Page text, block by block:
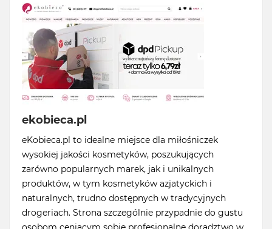
ekobieca.pl
eKobieca.pl to idealne miejsce dla miłośniczek
wysokiej jakości kosmetyków, poszukujących
zarówno popularnych marek, jak i unikalnych
produktów, w tym kosmetyków azjatyckich i
naturalnych, trudno dostępnych w tradycyjnych
drogeriach. Strona szczególnie przypadnie do gustu